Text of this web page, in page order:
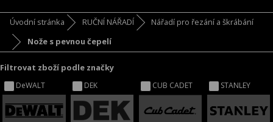
Úvodní stránka RUČNÍ NÁŘADÍ
Nářadí pro řezání a škrábání
Nože s pevnou čepelí
Filtrovat zboží podle značky
DeWALT DEK CUB CADET STANLEY